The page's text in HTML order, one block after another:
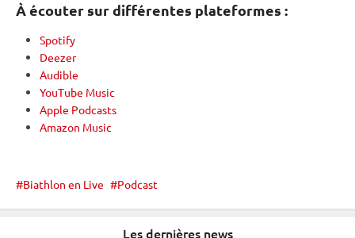
À écouter sur différentes plateformes :
Spotify
Deezer
Audible
YouTube Music
Apple Podcasts
Amazon Music
Biathlon en Live Podcast
Les dernières news